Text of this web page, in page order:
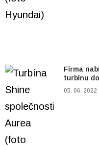
Firma
turbínu
05. 06. 2022